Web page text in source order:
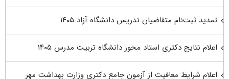
تمدید ثبت‌نام متقاضیان تدریس دانشگاه آزاد ۱۴۰۵
اعلام نتایج دکتری استاد محور دانشگاه تربیت مدرس ۱۴۰۵
اعلام شرایط معافیت از آزمون جامع دکتری وزارت بهداشت مهر